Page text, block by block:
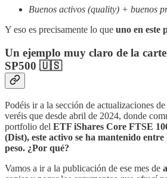
Buenos activos (quality) + buenos
Y eso es precisamente lo que uno en este
Un ejemplo muy claro de la
SP500 🇺🇸
Podéis ir a la sección de actualizaciones
veréis que desde abril de 2024, donde
portfolio del ETF iShares Core FTSE
(Dist), este activo se ha mantenido entre
peso. ¿Por qué?
Vamos a ir a la publicación de ese mes de